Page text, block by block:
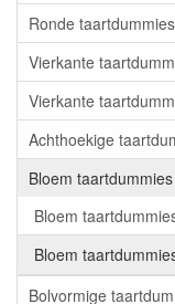
Ronde
Vierkante
Vierkante
Achthoekige
Bloem taartdummies
Bloem
Bloem
Bolvormige